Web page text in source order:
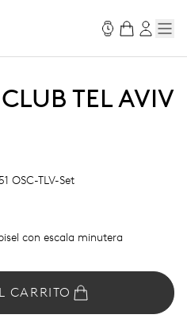
TEL AVIV
OSC-TLV-Set
con escala minutera
CARRITO